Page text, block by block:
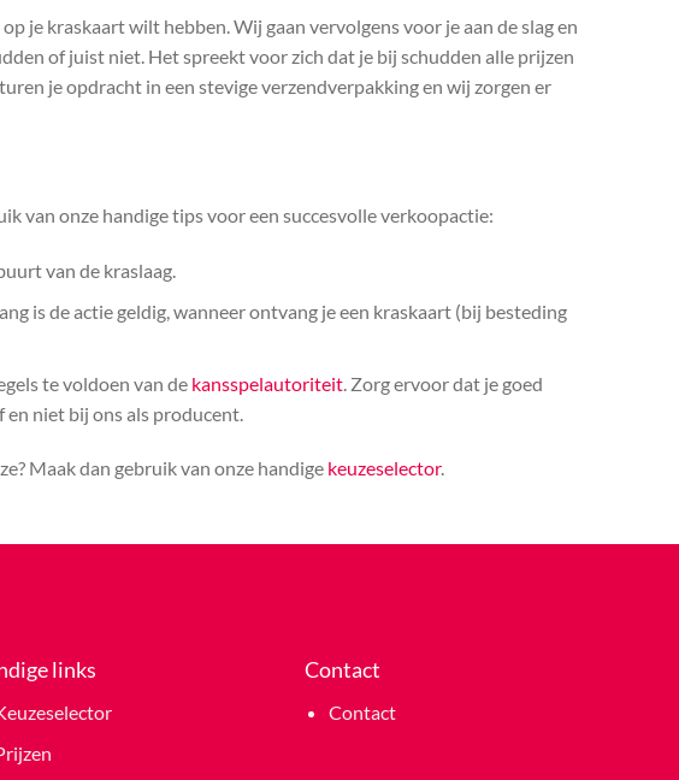
je kraskaart wilt hebben. Wij gaan vervolgens voor je aan de slag en
of juist niet. Het spreekt voor zich dat je bij schudden alle prijzen
je opdracht in een stevige verzendverpakking en wij zorgen er
van onze handige tips voor een succesvolle verkoopactie:
van de kraslaag.
is de actie geldig, wanneer ontvang je een kraskaart (bij besteding
te voldoen van de kansspelautoriteit. Zorg ervoor dat je goed
niet bij ons als producent.
Maak dan gebruik van onze handige keuzeselector.
links Contact
Contact